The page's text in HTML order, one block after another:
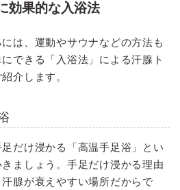
効果的な入浴法
は、運動やサウナなどの方法も
できる「入浴法」による汗腺ト
介します。
だけ浸かる「高温手足浴」とい
ましょう。手足だけ浸かる理由
腺が衰えやすい場所だからで